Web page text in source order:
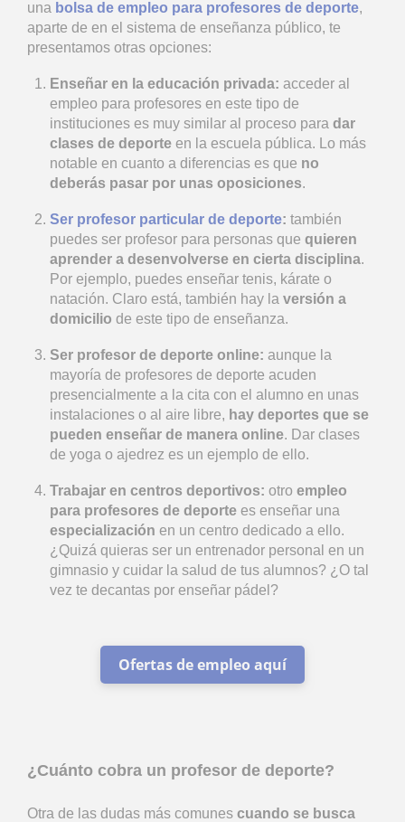
una bolsa de empleo para profesores de deporte,
aparte de en el sistema de enseñanza público, te
presentamos otras opciones:
Enseñar en la educación privada:acceder al
empleo para profesores en este tipo de
instituciones es muy similar al proceso paradar
clases de deporteen la escuela pública. Lo más
notable en cuanto a diferencias es que no
deberás pasar por unas oposiciones.
Ser profesor particular de deporte:también
puedes ser profesor para personas quequieren
aprender a desenvolverse en cierta disciplina.
Por ejemplo, puedes enseñar tenis, kárate o
natación. Claro está, también hay laversión a
domicilio de este tipo de enseñanza.
Ser profesor de deporte online:aunque la
mayoría de profesores de deporte acuden
presencialmente a la cita con el alumno en unas
instalaciones o al aire libre, hay deportes que se
pueden enseñar de manera online. Dar clases
de yoga o ajedrez es un ejemplo de ello.
Trabajar en centros deportivos: otro empleo
para profesores de deporte es enseñar una
especializaciónen un centro dedicado a ello.
¿Quizá quieras ser un entrenador personal en un
gimnasio y cuidar la salud de tus alumnos? ¿O tal
vez te decantas por enseñar pádel?
Ofertas de empleo aquí
¿Cuánto cobra un profesor de deporte?
Otra de las dudas más comunes cuando se busca